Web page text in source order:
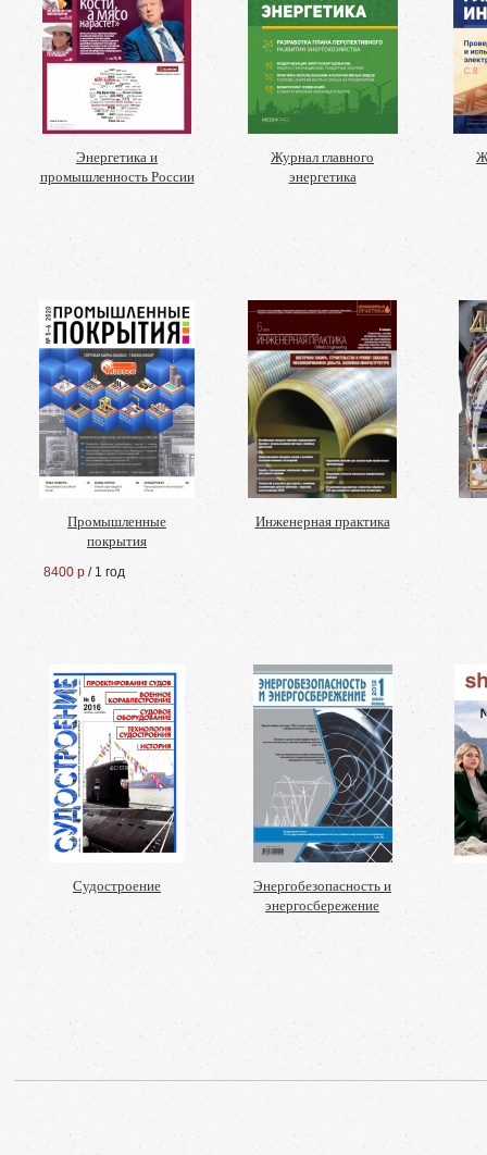
Энергетика и
промышленность России
Журнал главного
энергетика
Промышленные
покрытия
8400 р / 1 год
Инженерная практика
Судостроение
Энергобезопасность и
энергосбережение